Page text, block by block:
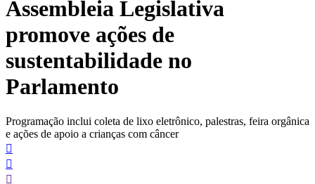
conteúdo
Assembleia Legislativa
promove ações de
sustentabilidade no
Parlamento
Programação inclui coleta de lixo eletrônico, palestras, feira orgânica
e ações de apoio a crianças com câncer